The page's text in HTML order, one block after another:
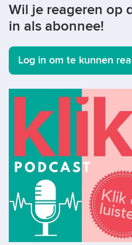
Wil je reageren op
in als abonnee!
Log in om te kunnen